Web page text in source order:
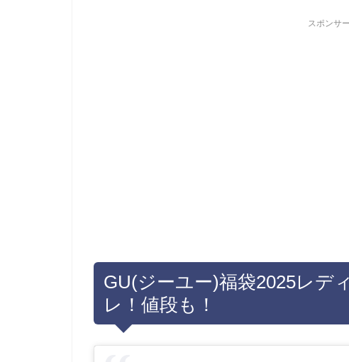
スポンサ
GU(ジーユー)福袋2025レデ
レ！値段も！